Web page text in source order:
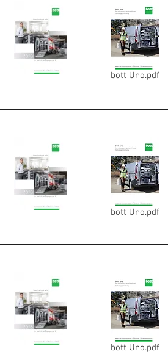
bott Uno.pdf
bott Uno.pdf
bott Uno.pdf